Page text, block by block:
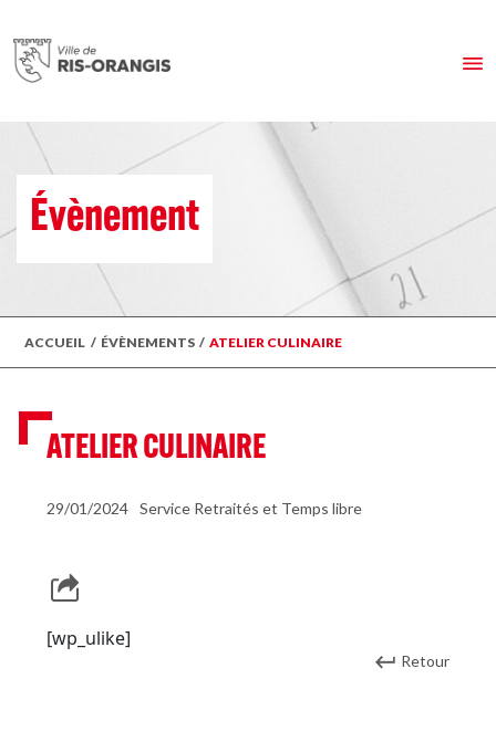
Évènement
ACCUEIL / ÉVÈNEMENTS / ATELIER CULINAIRE
ATELIER CULINAIRE
29/01/2024 Service Retraités et Temps libre
[wp_ulike]
Retour